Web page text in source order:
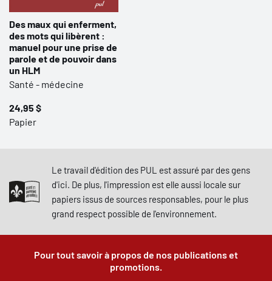
Des maux qui enferment,
des mots qui libèrent :
manuel pour une prise de
parole et de pouvoir dans
un HLM
Santé - médecine
24,95 $
Papier
Le travail d'édition des PUL est assuré par des gens
d'ici. De plus, l'impression est elle aussi locale sur
papiers issus de sources responsables, pour le plus
grand respect possible de l'environnement.
Pour tout savoir à propos de nos publications et
promotions.